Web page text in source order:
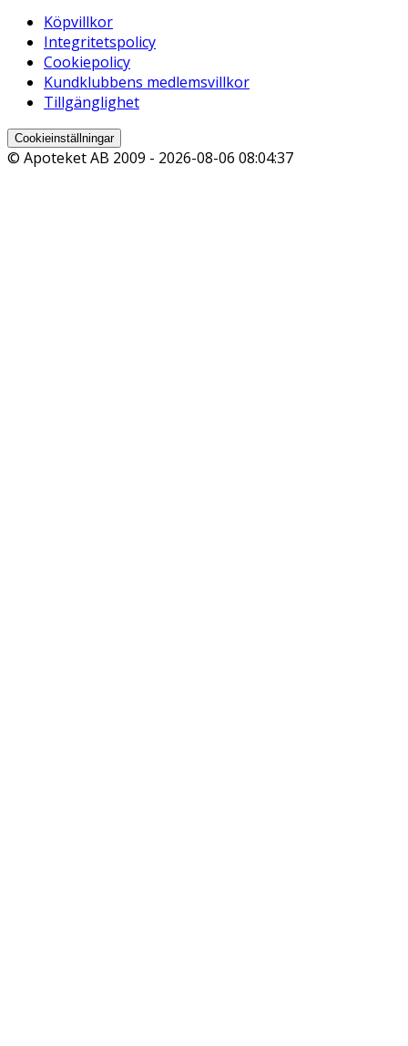
Köpvillkor
Integritetspolicy
Cookiepolicy
Kundklubbens medlemsvillkor
Tillgänglighet
Cookieinställningar
© Apoteket AB 2009 - 2026-08-06 08:04:37